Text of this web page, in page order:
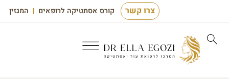
קורס אסתטיקה לרופאים המגזין צרו קשר